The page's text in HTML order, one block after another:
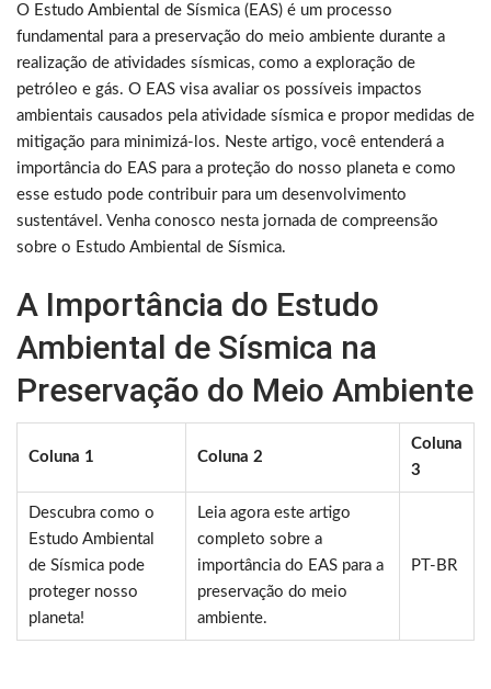
O Estudo Ambiental de Sísmica (EAS) é um processo
fundamental para a preservação do meio ambiente durante a
realização de atividades sísmicas, como a exploração de
petróleo e gás. O EAS visa avaliar os possíveis impactos
ambientais causados pela atividade sísmica e propor medidas de
mitigação para minimizá-los. Neste artigo, você entenderá a
importância do EAS para a proteção do nosso planeta e como
esse estudo pode contribuir para um desenvolvimento
sustentável. Venha conosco nesta jornada de compreensão
sobre o Estudo Ambiental de Sísmica.
A Importância do Estudo
Ambiental de Sísmica na
Preservação do Meio Ambiente
Coluna 1 Coluna 2
Coluna
3
Descubra como o
Estudo Ambiental
de Sísmica pode
proteger nosso
planeta!
Leia agora este artigo
completo sobre a
importância do EAS para a
preservação do meio
ambiente.
PT-BR